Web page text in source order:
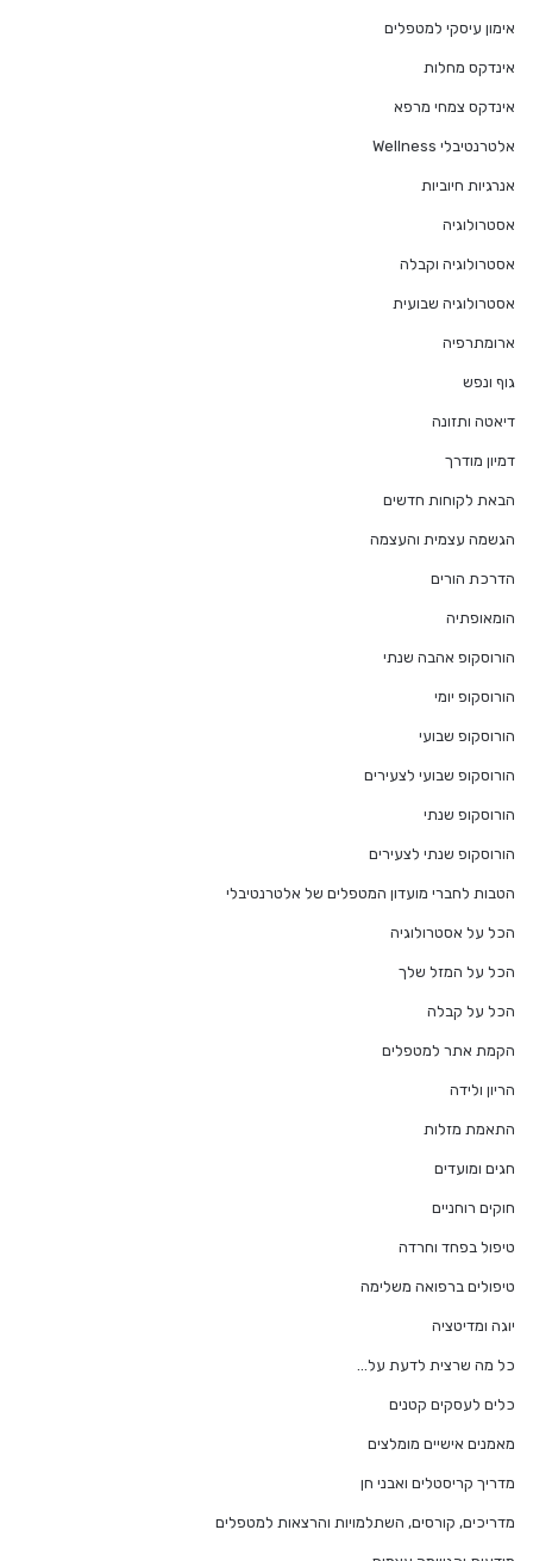
אימון עיסקי למטפלים
אינדקס מחלות
אינדקס צמחי מרפא
אלטרנטיבלי Wellness
אנרגיות חיוביות
אסטרולוגיה
אסטרולוגיה וקבלה
אסטרולוגיה שבועית
ארומתרפיה
גוף ונפש
דיאטה ותזונה
דמיון מודרך
הבאת לקוחות חדשים
הגשמה עצמית והעצמה
הדרכת הורים
הומאופתיה
הורוסקופ אהבה שנתי
הורוסקופ יומי
הורוסקופ שבועי
הורוסקופ שבועי לצעירים
הורוסקופ שנתי
הורוסקופ שנתי לצעירים
הטבות לחברי מועדון המטפלים של אלטרנטיבלי
הכל על אסטרולוגיה
הכל על המזל שלך
הכל על קבלה
הקמת אתר למטפלים
הריון ולידה
התאמת מזלות
חגים ומועדים
חוקים רוחניים
טיפול בפחד וחרדה
טיפולים ברפואה משלימה
יוגה ומדיטציה
כל מה שרצית לדעת על…
כלים לעסקים קטנים
מאמנים אישיים מומלצים
מדריך קריסטלים ואבני חן
מדריכים, קורסים, השתלמויות והרצאות למטפלים